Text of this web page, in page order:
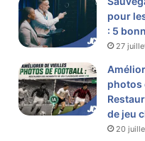
pour
: 5
27
photos
de jeu
20